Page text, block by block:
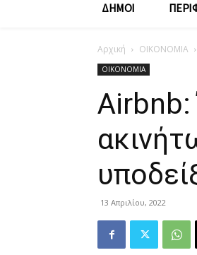
ΔΗΜΟΙ
Αρχική ΟΙΚΟΝΟΜΙΑ
ΟΙΚΟΝΟΜΙΑ
Airbnb:
13 Απριλίου, 2022